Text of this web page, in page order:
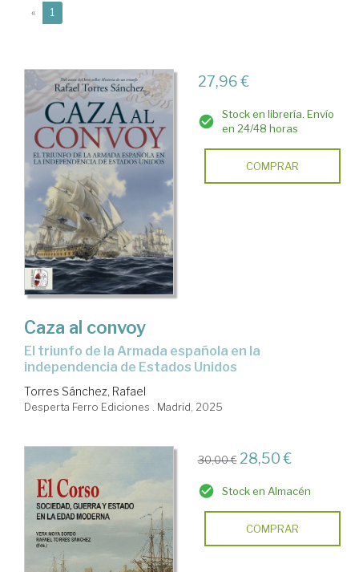
« 1
27,96 €
Stock en librería. Envío
en 24/48 horas
COMPRAR
Caza al convoy
El triunfo de la Armada española en la
independencia de Estados Unidos
Torres Sánchez, Rafael
Desperta Ferro Ediciones . Madrid, 2025
30,00 € 28,50 €
Stock en Almacén
COMPRAR